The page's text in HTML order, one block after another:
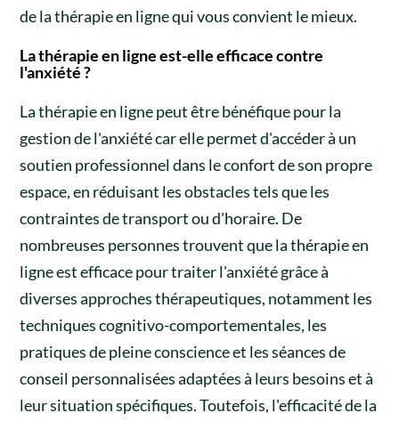
de la thérapie en ligne qui vous convient le mieux.
La thérapie en ligne est-elle efficace contre
l'anxiété ?
La thérapie en ligne peut être bénéfique pour la
gestion de l'anxiété car elle permet d'accéder à un
soutien professionnel dans le confort de son propre
espace, en réduisant les obstacles tels que les
contraintes de transport ou d'horaire. De
nombreuses personnes trouvent que la thérapie en
ligne est efficace pour traiter l'anxiété grâce à
diverses approches thérapeutiques, notamment les
techniques cognitivo-comportementales, les
pratiques de pleine conscience et les séances de
conseil personnalisées adaptées à leurs besoins et à
leur situation spécifiques. Toutefois, l'efficacité de la